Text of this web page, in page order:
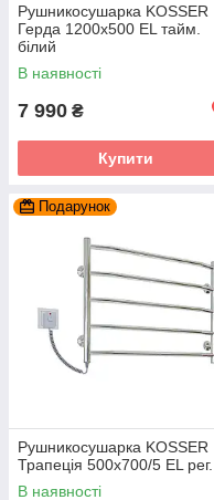
Рушникосушарка KOSSER
Герда 1200х500 EL тайм.
білий
В наявності
7 990 ₴
Купити
Подарунок
Рушникосушарка KOSSER
Трапеція 500х700/5 EL рег.
В наявності